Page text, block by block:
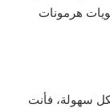
هرمونات
سهولة، فأنت